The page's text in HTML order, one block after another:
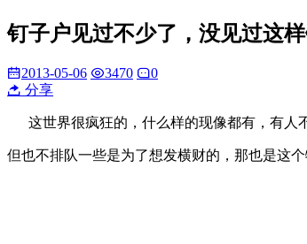
钉子户见过不少了，没见过这
2013-05-06 3470
0
分享
这世界很疯狂的，什么样的现像都有，有人
但也不排队一些是为了想发横财的，那也是这